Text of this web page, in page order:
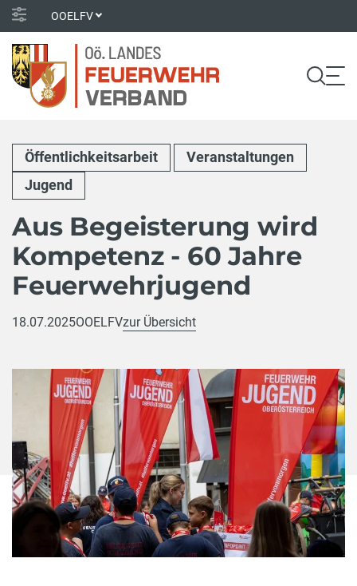
OOELFV
Öffentlichkeitsarbeit
Veranstaltungen
Jugend
Aus Begeisterung wird
Kompetenz - 60 Jahre
Feuerwehrjugend
18.07.2025OOELFVzur Übersicht